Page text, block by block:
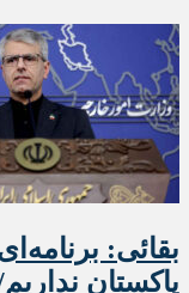
بقائی:
پاکستان